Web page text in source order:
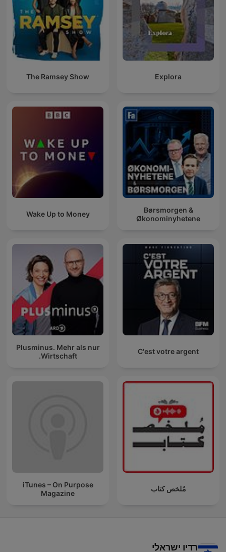
Explora
The Ramsey Show
Børsmorgen &
Økonominyhetene
Wake Up to Money
C'est votre argent
Plusminus. Mehr als nur
Wirtschaft.
مُلخص كتاب
iTunes – On Purpose
Magazine
רדיו ישראלי